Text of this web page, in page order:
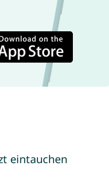
eintauchen